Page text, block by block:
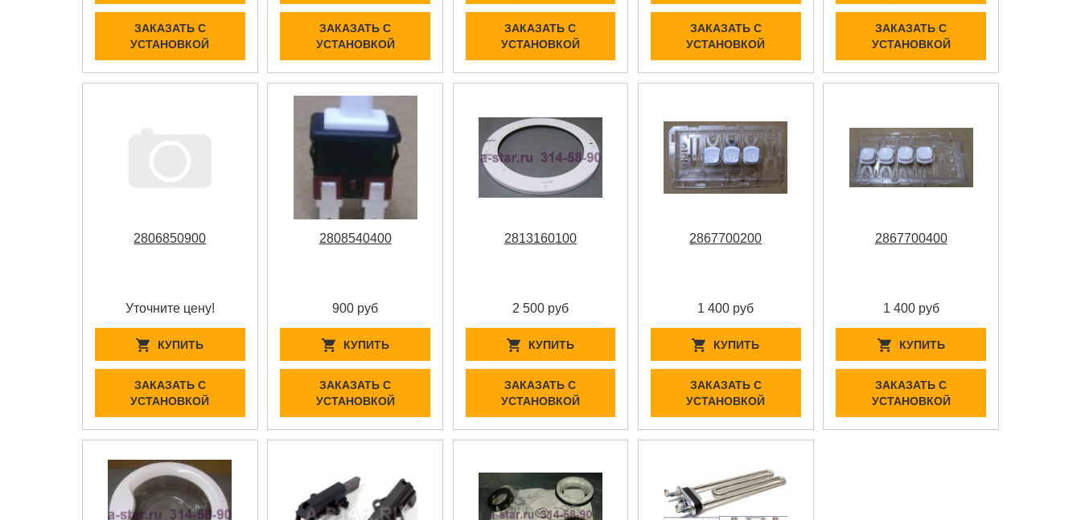
ЗАКАЗАТЬ С
УСТАНОВКОЙ
ЗАКАЗАТЬ С
УСТАНОВКОЙ
ЗАКАЗАТЬ С
УСТАНОВКОЙ
ЗАКАЗАТЬ С
УСТАНОВКОЙ
ЗАКАЗАТЬ С
УСТАНОВКОЙ
2806850900
Уточните цену!
КУПИТЬ
ЗАКАЗАТЬ С
УСТАНОВКОЙ
2808540400
900 руб
КУПИТЬ
ЗАКАЗАТЬ С
УСТАНОВКОЙ
2813160100
2 500 руб
КУПИТЬ
ЗАКАЗАТЬ С
УСТАНОВКОЙ
2867700200
1 400 руб
КУПИТЬ
ЗАКАЗАТЬ С
УСТАНОВКОЙ
2867700400
1 400 руб
КУПИТЬ
ЗАКАЗАТЬ С
УСТАНОВКОЙ